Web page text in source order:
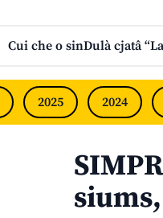
Cui che o sinDulà cjatâ
2025 2024